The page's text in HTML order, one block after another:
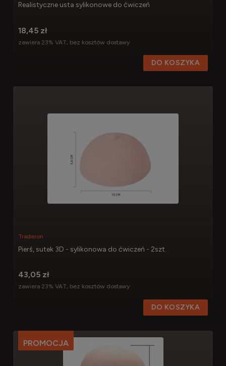
Realistyczne usta sylikonowe do ćwiczeń
18,45 zł
zawiera 23% VAT, bez kosztów dostawy
DO KOSZYKA
Pierś, sutek 3D - sylikonowa do ćwiczeń - 2szt.
Traderon
43,05 zł
zawiera 23% VAT, bez kosztów dostawy
DO KOSZYKA
PROMOCJA